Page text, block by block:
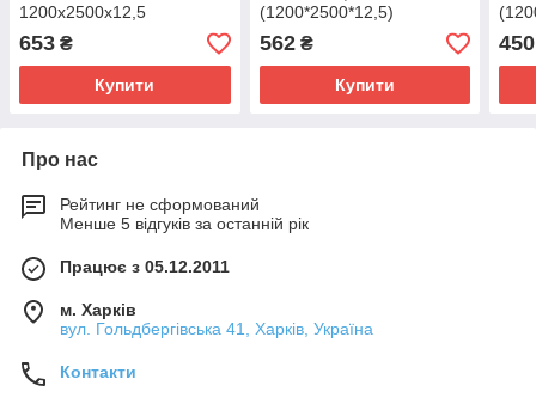
1200x2500x12,5
653 ₴
Купити
(1200*2500*12,5)
562₴
Купити
450
Про нас
Рейтинг не сформований
Менше 5 відгуків за останній рік
Працює з 05.12.2011
м. Харків
вул. Гольдбергівська 41, Харків, Україна
Контакти